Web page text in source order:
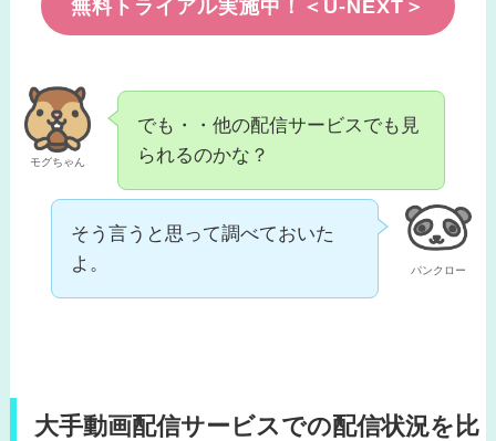
無料トライアル実施中！＜U-NEXT＞
モグちゃん
でも・・他の配信サービスでも見
られるのかな？
パンクロー
そう言うと思って調べておいた
よ。
大手動画配信サービスでの配信状況を比